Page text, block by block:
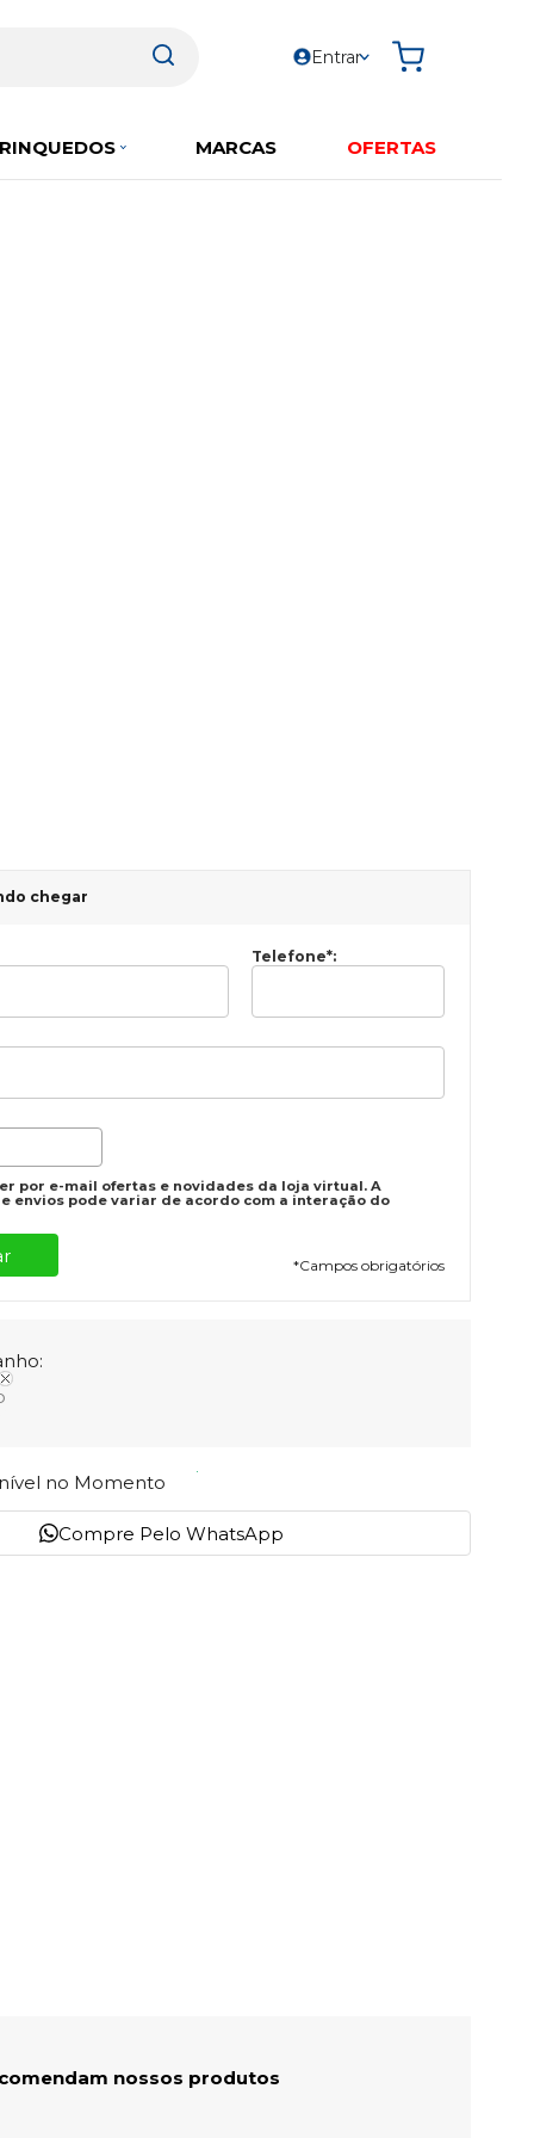
Entrar
MARCAS OFERTAS
chegar
Telefone*:
por e-mail ofertas e novidades da loja virtual. A
envios pode variar de acordo com a interação do
*Campos obrigatórios
no Momento
Compre Pelo WhatsApp
nossos produtos